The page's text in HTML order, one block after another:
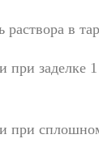
раствора в
при
при